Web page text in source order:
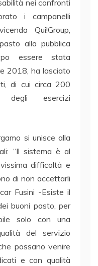
nei confronti
i campanelli
Qui!Group,
alla pubblica
essere stata
2018, ha lasciato
di cui circa 200
esercizi
si unisce alla
“Il sistema è al
difficoltà e
di non accettarli
Fusini -Esiste il
buoni pasto, per
solo con una
del servizio
possano venire
e con qualità